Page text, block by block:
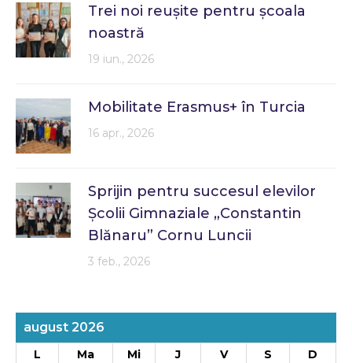
Trei noi reușite pentru școala
noastră
19 iun., 2026
Mobilitate Erasmus+ în Turcia
16 apr., 2026
Sprijin pentru succesul elevilor
Școlii Gimnaziale „Constantin
Blănaru” Cornu Luncii
3 feb., 2026
august 2026
L Ma Mi J V S
D